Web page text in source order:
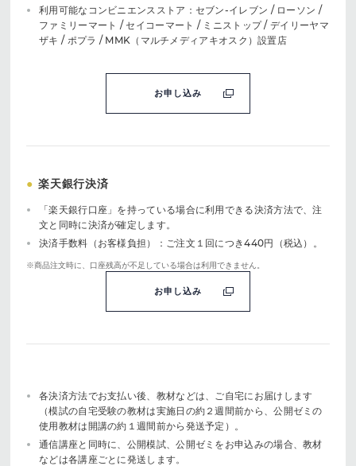
利用可能なコンビニエンスストア：セブン-イレブン / ローソン /
ファミリーマート / セイコーマート / ミニストップ / デイリーヤマ
ザキ / ポプラ / MMK（マルチメディアキオスク）設置店
お申し込み
● 楽天銀行決済
「楽天銀行口座」を持っている場合に利用できる決済方法で、注
文と同時に決済が確定します。
決済手数料（お客様負担）：ご注文１回につき440円（税込）。
※商品注文時に、口座残高が不足している場合は利用できません。
お申し込み
各決済方法でお支払い後、教材などは、ご自宅にお届けします
（模試の自宅受験の教材は実施日の約２週間前から、公開ゼミの
使用教材は開講の約１週間前から発送予定）。
通信講座と同時に、公開模試、公開ゼミをお申込みの場合、教材
などは各講座ごとに発送します。